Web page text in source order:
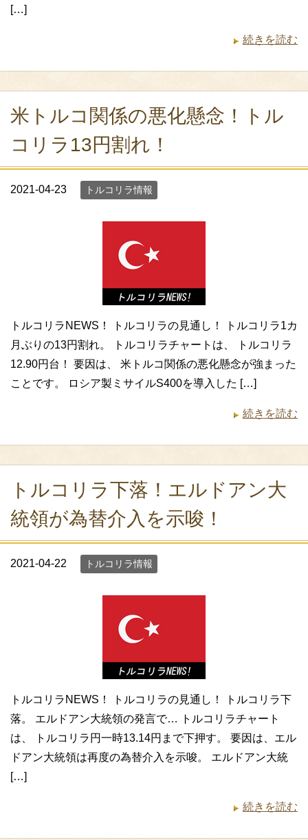
[…]
続きを読む
米トルコ関係の悪化懸念！トル
コリラ13円割れ！
2021-04-23 トルコリラ情報
トルコリラNEWS！ トルコリラの見通し！ トルコリラ1カ
月ぶりの13円割れ。 トルコリラチャートは、 トルコリラ
12.90円台！ 要因は、 米トルコ関係の悪化懸念が強まった
ことです。 ロシア製ミサイルS400を導入した […]
続きを読む
トルコリラ下落！エルドアン大
統領が為替介入を示唆！
2021-04-22 トルコリラ情報
トルコリラNEWS！ トルコリラの見通し！ トルコリラ下
落。 エルドアン大統領の発言で… トルコリラチャート
は、 トルコリラ円一時13.14円まで下押す。 要因は、エル
ドアン大統領は再度の為替介入を示唆。 エルドアン大統
[…]
続きを読む